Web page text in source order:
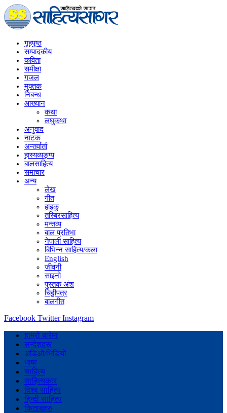
गृहपृष्‍ठ
सम्पादकीय
कविता
समीक्षा
गजल
मुक्तक
निबन्ध
आख्यान
कथा
लघुकथा
अनुवाद
नाटक
अन्तर्वार्ता
हास्यव्यङ्ग्य
बालसाहित्य
समाचार
अन्य
लेख
गीत
हाइकु
तस्बिरसाहित्य
मन्तव्य
बाल प्रतिभा
नेपाली साहित्य
बिभिन्न साहित्य/कला
English
जीवनी
साइनो
पुस्तक अंश
चिठ्ठीपत्र
बालगीत
Facebook Twitter Instagram
हाम्रो बारेमा
सन्देशहरू
अडिओ/भिडियो
भाषा
साहित्य
साहित्यकार
विश्व साहित्य
हिन्दी साहित्य
किताबहरु